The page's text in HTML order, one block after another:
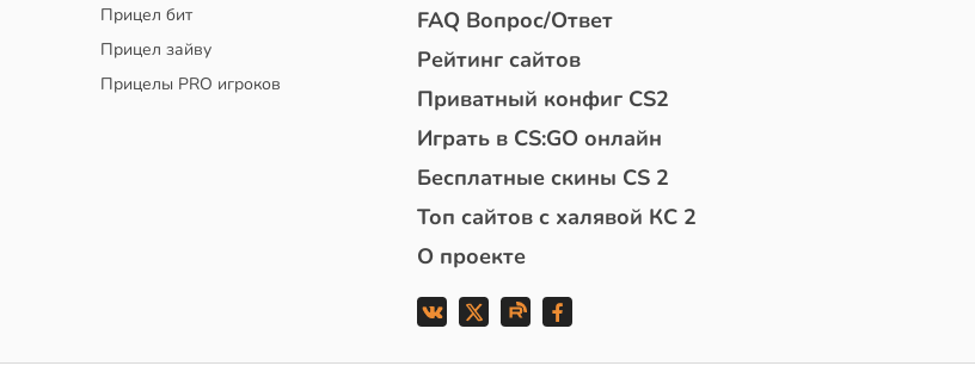
Прицел бит
Прицел зайву
Прицелы PRO игроков
FAQ Вопрос/Ответ
Рейтинг сайтов
Приватный конфиг CS2
Играть в CS:GO онлайн
Бесплатные скины CS 2
Топ сайтов с халявой КС 2
О проекте